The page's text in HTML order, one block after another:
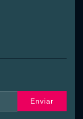
Enviar